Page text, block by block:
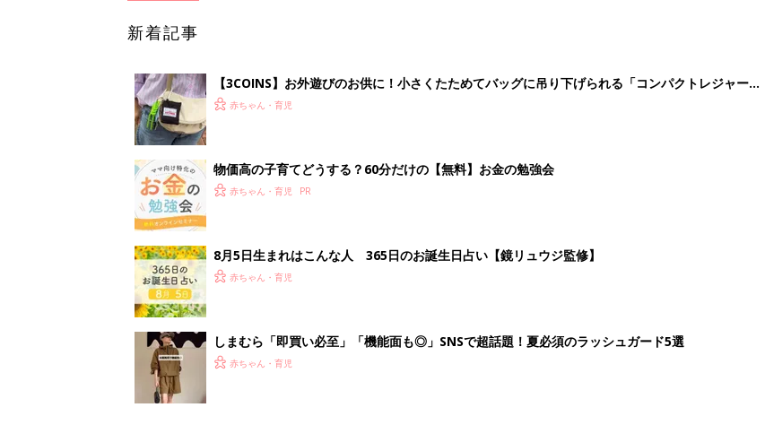
新着記事
【3COINS】お外遊びのお供に！小さくたためてバッグに吊り下げられる「コンパクトレジャーシ
ート」
赤ちゃん・育児
物価高の子育てどうする？60分だけの【無料】お金の勉強会
赤ちゃん・育児
8月5日生まれはこんな人 365日のお誕生日占い【鏡リュウジ監修】
赤ちゃん・育児
しまむら「即買い必至」「機能面も◎」SNSで超話題！夏必須のラッシュガード5選
赤ちゃん・育児